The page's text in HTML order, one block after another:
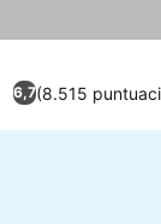
6,7(8.515